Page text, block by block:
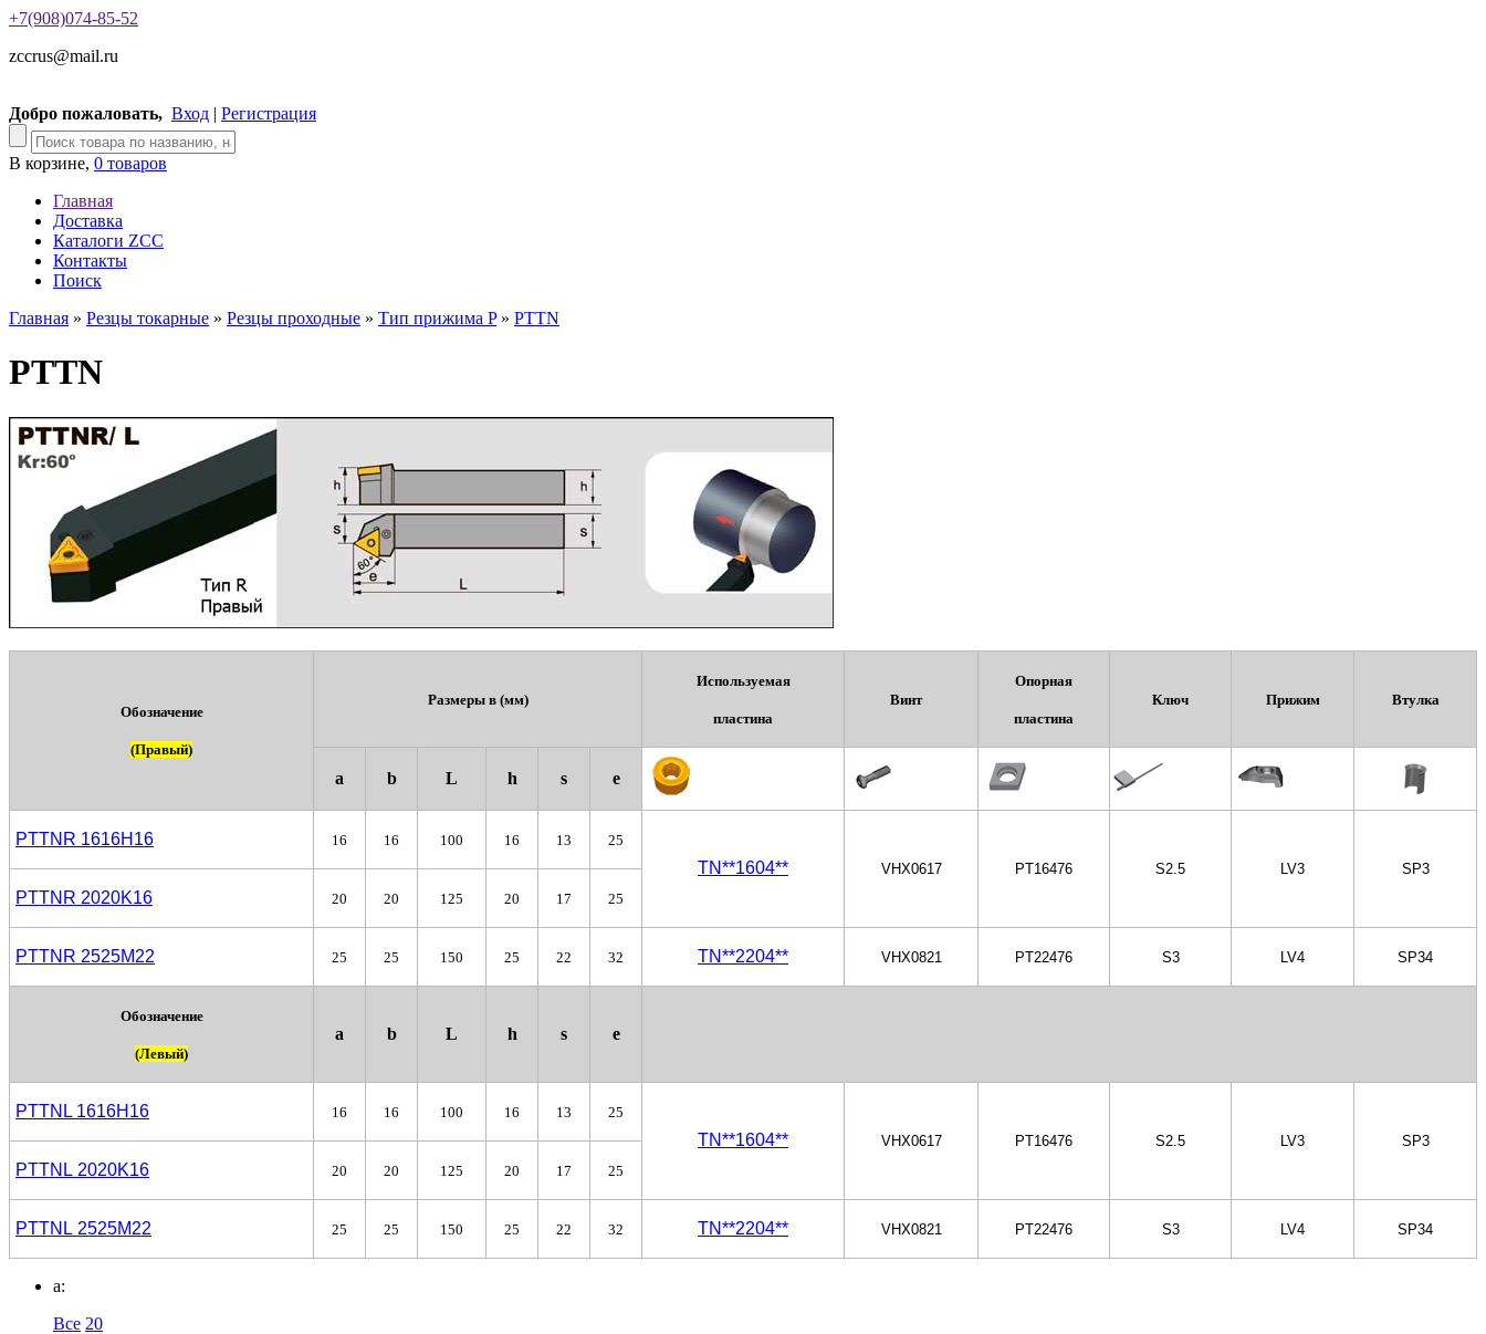
+7(908)074-85-52
zccrus@mail.ru
Добро пожаловать, Вход | Регистрация
В корзине, 0 товаров
Главная
Доставка
Каталоги ZCC
Контакты
Поиск
Главная » Резцы токарные » Резцы проходные » Тип прижима P» PTTN
PTTN
Обозначение
(Правый)
Размеры в (мм)
Используемая
пластина
Винт
Опорная
пластина
Ключ Прижим Втулка
a b L h s e
PTTNR 1616H16 16 16 100 16 13 25
TN**1604** VHX0617 РT16476 S2.5 LV3 SP3
PTTNR 2020K16 20 20 125 20 17 25
PTTNR 2525М22 25 25 150 25 22 32 TN**2204** VHX0821 РT22476 S3 LV4 SP34
Обозначение
(Левый)
a b L h s e
PTTNL 1616H16 16 16 100 16 13 25
TN**1604** VHX0617 РT16476 S2.5 LV3 SP3
PTTNL 2020K16 20 20 125 20 17 25
PTTNL 2525М22 25 25 150 25 22 32 TN**2204** VHX0821 РT22476 S3 LV4 SP34
a:
Все 20